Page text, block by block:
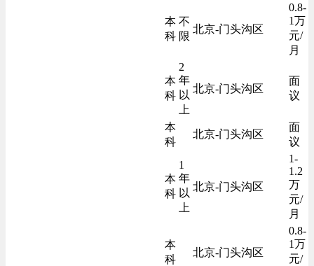
本
科
不
限
北京-门头沟区
0.8-
1万
元/
月
本
科
2
年
以
上
北京-门头沟区
面
议
本
科
北京-门头沟区
面
议
本
科
1
年
以
上
北京-门头沟区
1-
1.2
万
元/
月
本
科
北京-门头沟区
0.8-
1万
元/